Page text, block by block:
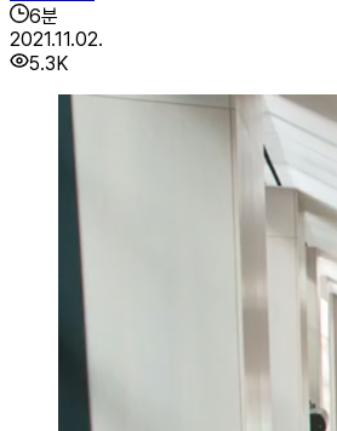
6분
2021.11.02.
5.3K